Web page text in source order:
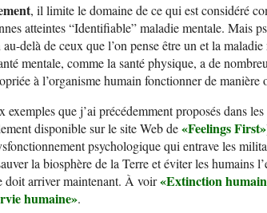
, il limite le domaine de ce qui est considéré
atteintes “Identifiable” maladie mentale. Mais
delà de ceux que l’on pense être un et la
mentale, comme la santé physique, a de
à l’organisme humain fonctionner de manière
que j’ai précédemment proposés dans
disponible sur le site Web de«Feelings First»
psychologique qui entrave les
la biosphère de la Terre et éviter les humains
doit arriver maintenant. À voir«Extinction
humaine».